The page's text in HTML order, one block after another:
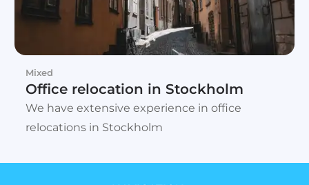
Mixed
Office relocation in Stockholm
We have extensive experience in office
relocations in Stockholm